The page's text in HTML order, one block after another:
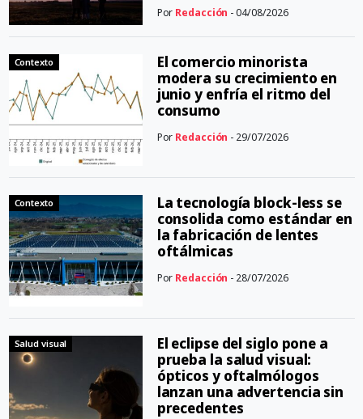
Por Redacción - 04/08/2026
Contexto
El comercio minorista
modera su crecimiento en
junio y enfría el ritmo del
consumo
Por Redacción - 29/07/2026
Contexto
La tecnología block-less se
consolida como estándar en
la fabricación de lentes
oftálmicas
Por Redacción - 28/07/2026
Salud visual
El eclipse del siglo pone a
prueba la salud visual:
ópticos y oftalmólogos
lanzan una advertencia sin
precedentes